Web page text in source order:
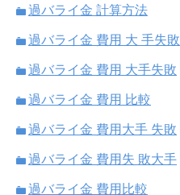
過バライ金 計算方法
過バライ金 費用 大 手失敗
過バライ金 費用 大手失敗
過バライ金 費用 比較
過バライ金 費用大手 失敗
過バライ金 費用失 敗大手
過バライ金 費用比較